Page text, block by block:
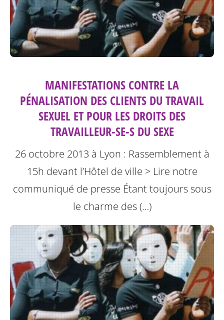
MANIFESTATIONS CONTRE LA
PÉNALISATION DES CLIENTS DU TRAVAIL
SEXUEL ET POUR LES DROITS DES
TRAVAILLEUR-SE-S DU SEXE
26 octobre 2013 à Lyon : Rassemblement à
15h devant l’Hôtel de ville > Lire notre
communiqué de presse Étant toujours sous
le charme des (…)